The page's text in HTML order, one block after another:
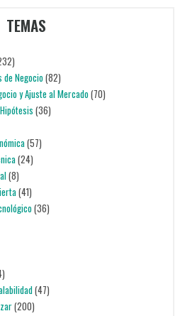
TEMAS
de Negocio(82)
y Ajuste al Mercado(70)
(36)
(57)
(24)
(8)
(41)
(36)
(47)
(200)